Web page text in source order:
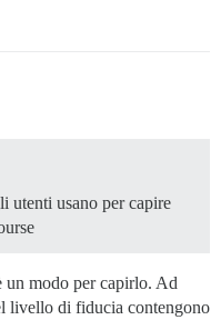
utenti usano per capire
un modo per capirlo. Ad
livello di fiducia contengono